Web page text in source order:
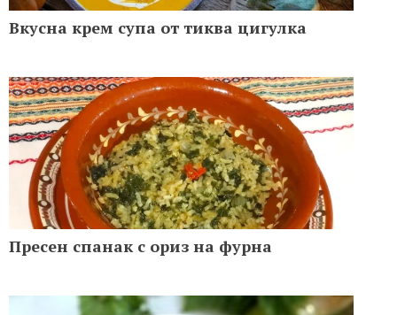
Вкусна крем супа от тиква цигулка
Пресен спанак с ориз на фурна